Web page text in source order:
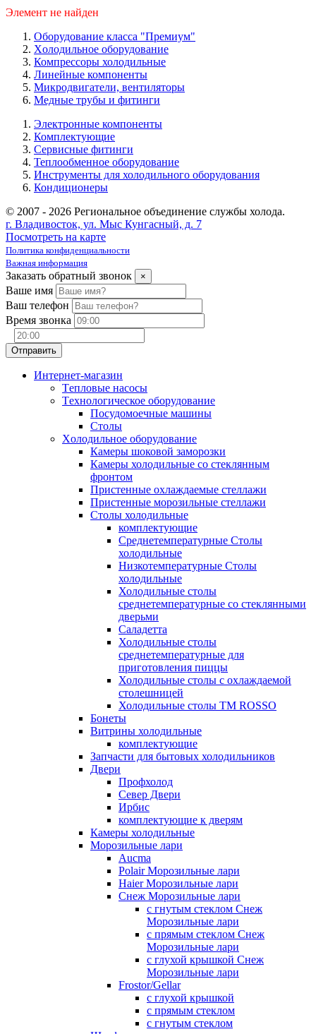
Элемент не найден
Оборудование класса "Премиум"
Xолодильное оборудование
Компрессоры холодильные
Линейные компоненты
Микродвигатели, вентиляторы
Медные трубы и фитинги
Электронные компоненты
Комплектующие
Сервисные фитинги
Теплообменное оборудование
Инструменты для холодильного оборудования
Кондиционеры
© 2007 - 2026 Региональное объединение службы холода.
г. Владивосток, ул. Мыс Кунгасный, д. 7
Посмотреть на карте
Политика конфиденциальности
Важная информация
Заказать обратный звонок ×
Ваше имя
Ваш телефон
Время звонка
Интернет-магазин
Tепловые насосы
Tехнологическое оборудование
Посудомоечные машины
Столы
Xолодильное оборудование
Камеры шоковой заморозки
Камеры холодильные со стеклянным
фронтом
Пристенные охлаждаемые стеллажи
Пристенные морозильные стеллажи
Столы холодильные
комплектующие
Среднетемпературные Столы
холодильные
Низкотемпературные Столы
холодильные
Холодильные столы
среднетемпературные со стеклянными
дверьми
Саладетта
Холодильные столы
среднетемпературные для
приготовления пиццы
Холодильные столы с охлаждаемой
столешницей
Холодильные столы ТМ ROSSO
Бонеты
Витрины холодильные
комплектующие
Запчасти для бытовых холодильников
Двери
Профхолод
Север Двери
Ирбис
комплектующие к дверям
Камеры холодильные
Морозильные лари
Aucma
Polair Морозильные лари
Haier Морозильные лари
Снеж Морозильные лари
с гнутым стеклом Снеж
Морозильные лари
с прямым стеклом Снеж
Морозильные лари
с глухой крышкой Снеж
Морозильные лари
Frostor/Gellar
с глухой крышкой
с прямым стеклом
с гнутым стеклом